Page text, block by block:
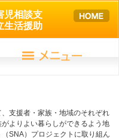
児相談支
生活援助
支援者・家族・地域のそれぞれ
よりよい暮らしができるよう地
SNA）プロジェクトに取り組ん